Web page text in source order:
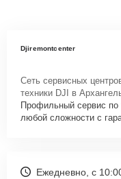
Djiremontcenter
Сеть сервисных
техники DJI в
Профильный сервис по
любой сложности с
Ежедневно, с